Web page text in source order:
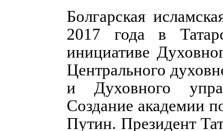
Болгарская
2017 года в
инициативе
Центрального
и Духовного
Создание академии
Путин. Президент